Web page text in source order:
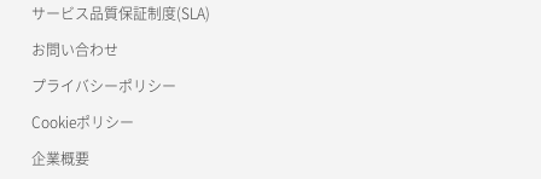
サービス品質保証制度(SLA)
お問い合わせ
プライバシーポリシー
Cookieポリシー
企業概要